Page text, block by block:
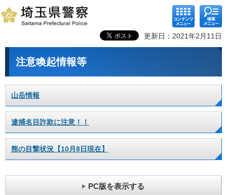
コンテ
ンツメ
ニュー
検索メ
ニュー
更新日：2021年2月11日
注意喚起情報等
山岳情報
逮捕名目詐欺に注意！！
熊の目撃状況【10月8日現在】
PC版を表示する